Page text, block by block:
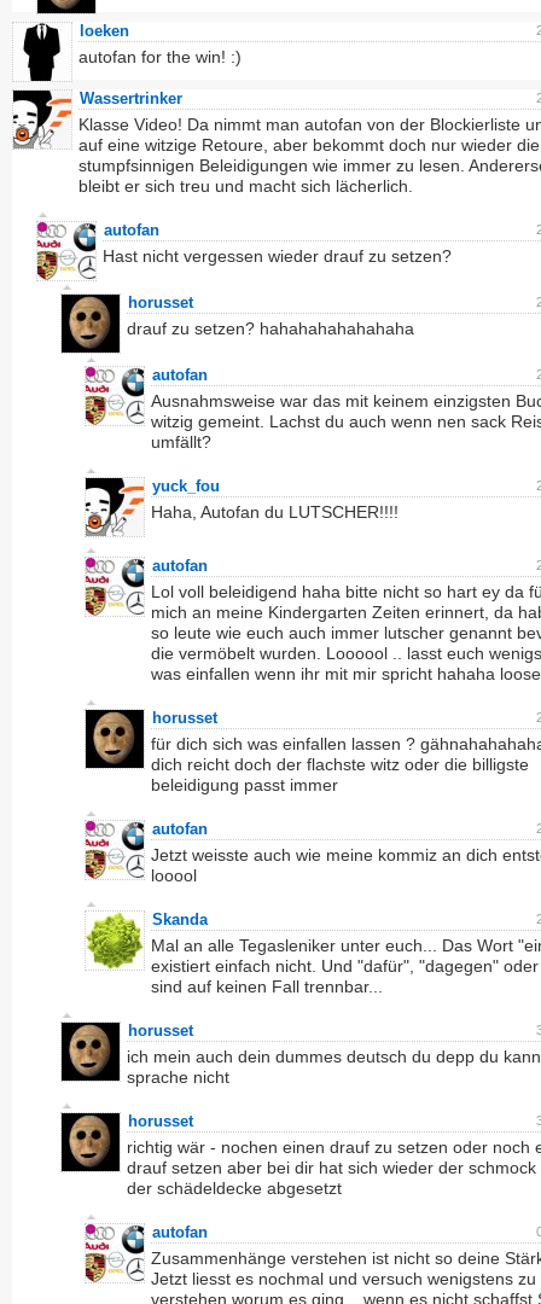
loeken
autofan for the win! :)
Wassertrinker
Klasse Video! Da nimmt man autofan von der Blockierliste
auf eine witzige Retoure, aber bekommt doch nur wieder
stumpfsinnigen Beleidigungen wie immer zu lesen.
bleibt er sich treu und macht sich lächerlich.
autofan
Hast nicht vergessen wieder drauf zu setzen?
horusset
drauf zu setzen? hahahahahahahaha
autofan
Ausnahmsweise war das mit keinem einzigsten
witzig gemeint. Lachst du auch wenn nen sack
umfällt?
yuck_fou
Haha, Autofan du LUTSCHER!!!!
autofan
Lol voll beleidigend haha bitte nicht so hart ey da
mich an meine Kindergarten Zeiten erinnert, da
so leute wie euch auch immer lutscher genannt
die vermöbelt wurden. Loooool .. lasst euch
was einfallen wenn ihr mit mir spricht hahaha
horusset
für dich sich was einfallen lassen ?
dich reicht doch der flachste witz oder die billigste
beleidigung passt immer
autofan
Jetzt weisste auch wie meine kommiz an dich
looool
Skanda
Mal an alle Tegasleniker unter euch... Das Wort
existiert einfach nicht. Und "dafür", "dagegen"
sind auf keinen Fall trennbar...
horusset
ich mein auch dein dummes deutsch du depp du
sprache nicht
horusset
richtig wär - nochen einen drauf zu setzen oder noch
drauf setzen aber bei dir hat sich wieder der schmock
der schädeldecke abgesetzt
autofan
Zusammenhänge verstehen ist nicht so deine
Jetzt liesst es nochmal und versuch wenigstens zu
verstehen worum es ging... wenn es nicht schaffst